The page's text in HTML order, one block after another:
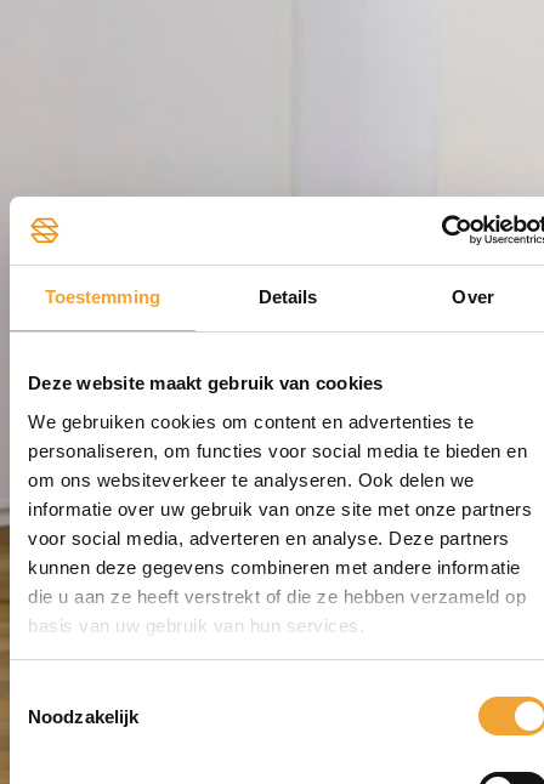
Toestemming Details Over
Deze website maakt gebruik van cookies
We gebruiken cookies om content en advertenties te
personaliseren, om functies voor social media te bieden en
om ons websiteverkeer te analyseren. Ook delen we
informatie over uw gebruik van onze site met onze partners
voor social media, adverteren en analyse. Deze partners
kunnen deze gegevens combineren met andere informatie
die u aan ze heeft verstrekt of die ze hebben verzameld op
basis van uw gebruik van hun services.
Noodzakelijk